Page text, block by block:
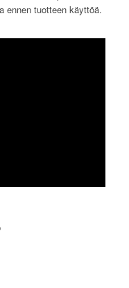
ennen tuotteen käyttöä.